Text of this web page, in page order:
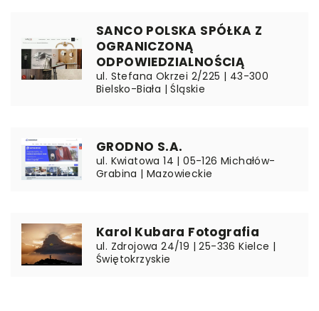
SANCO POLSKA SPÓŁKA Z
OGRANICZONĄ
ODPOWIEDZIALNOŚCIĄ
ul. Stefana Okrzei 2/225 | 43-300
Bielsko-Biała | Śląskie
GRODNO S.A.
ul. Kwiatowa 14 | 05-126 Michałów-
Grabina | Mazowieckie
Karol Kubara Fotografia
ul. Zdrojowa 24/19 | 25-336 Kielce |
Świętokrzyskie